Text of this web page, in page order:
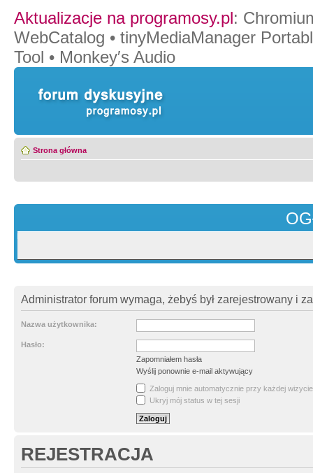
Aktualizacje na programosy.pl:
WebCatalog • tinyMediaManager
Tool • Monkey′s Audio
Strona główna
Administrator forum wymaga, żebyś był zarejestrowany i
Nazwa użytkownika:
Hasło:
Zapomniałem hasła
Wyślij ponownie e-mail aktywujący
Zaloguj mnie automatycznie przy każdej wizycie
Ukryj mój status w tej sesji
REJESTRACJA